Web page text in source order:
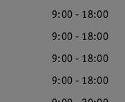
9:00 - 18:00
9:00 - 18:00
9:00 - 18:00
9:00 - 18:00